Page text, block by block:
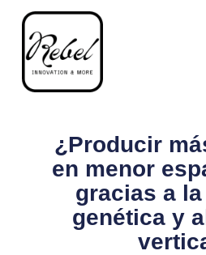
¿Producir
en menor
gracias a
genética y